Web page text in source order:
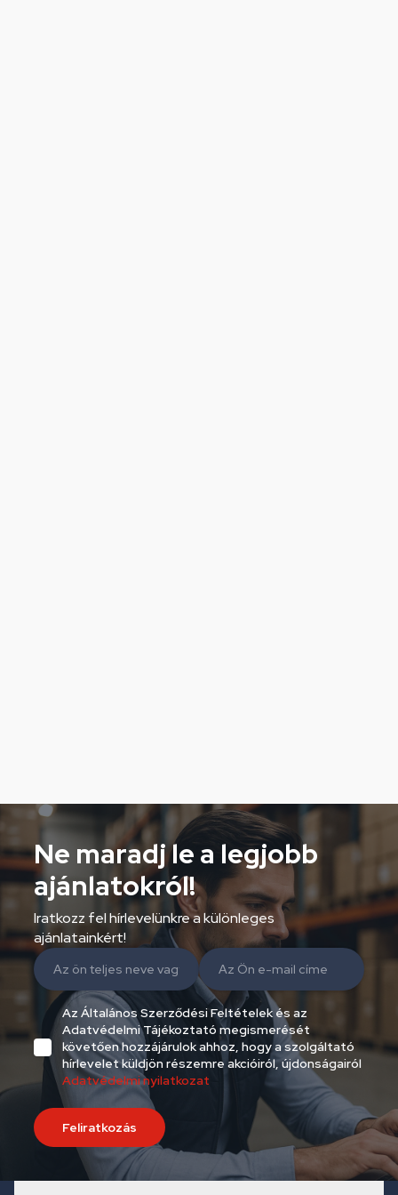
Ne maradj le a legjobb
ajánlatokról!
Iratkozz fel hírlevelünkre a különleges
ajánlatainkért!
Az Általános Szerződési Feltételek és az
Adatvédelmi Tájékoztató megismerését
követően hozzájárulok ahhoz, hogy a szolgáltató
hírlevelet küldjön részemre akcióiról, újdonságairól
Adatvédelmi nyilatkozat
Feliratkozás